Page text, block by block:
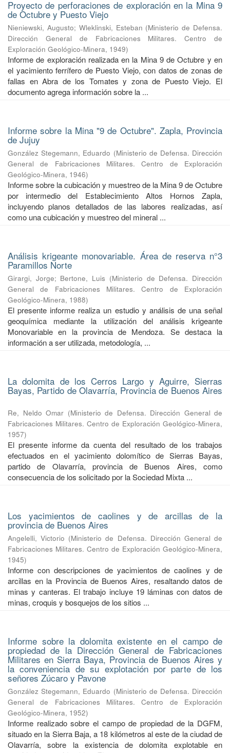
Proyecto de perforaciones de exploración en la Mina 9
de Octubre y Puesto Viejo
Nieniewski, Augusto; Wleklinski, Esteban (Ministerio de Defensa.
Dirección General de Fabricaciones Militares. Centro de
Exploración Geológico-Minera, 1949)
Informe de exploración realizada en la Mina 9 de Octubre y en
el yacimiento ferrífero de Puesto Viejo, con datos de zonas de
fallas en Abra de los Tomates y zona de Puesto Viejo. El
documento agrega información sobre la ...
Informe sobre la Mina "9 de Octubre". Zapla, Provincia
de Jujuy
González Stegemann, Eduardo (Ministerio de Defensa. Dirección
General de Fabricaciones Militares. Centro de Exploración
Geológico-Minera, 1946)
Informe sobre la cubicación y muestreo de la Mina 9 de Octubre
por intermedio del Establecimiento Altos Hornos Zapla,
incluyendo planos detallados de las labores realizadas, así
como una cubicación y muestreo del mineral ...
Análisis krigeante monovariable. Área de reserva n°3
Paramillos Norte
Girargi, Jorge; Bertone, Luis (Ministerio de Defensa. Dirección
General de Fabricaciones Militares. Centro de Exploración
Geológico-Minera, 1988)
El presente informe realiza un estudio y análisis de una señal
geoquímica mediante la utilización del análisis krigeante
Monovariable en la provincia de Mendoza. Se destaca la
información a ser utilizada, metodología, ...
La dolomita de los Cerros Largo y Aguirre, Sierras
Bayas, Partido de Olavarría, Provincia de Buenos Aires
Re, Neldo Omar (Ministerio de Defensa. Dirección General de
Fabricaciones Militares. Centro de Exploración Geológico-Minera,
1957)
El presente informe da cuenta del resultado de los trabajos
efectuados en el yacimiento dolomítico de Sierras Bayas,
partido de Olavarría, provincia de Buenos Aires, como
consecuencia de los solicitado por la Sociedad Mixta ...
Los yacimientos de caolines y de arcillas de la
provincia de Buenos Aires
Angelelli, Victorio (Ministerio de Defensa. Dirección General de
Fabricaciones Militares. Centro de Exploración Geológico-Minera,
1945)
Informe con descripciones de yacimientos de caolines y de
arcillas en la Provincia de Buenos Aires, resaltando datos de
minas y canteras. El trabajo incluye 19 láminas con datos de
minas, croquis y bosquejos de los sitios ...
Informe sobre la dolomita existente en el campo de
propiedad de la Dirección General de Fabricaciones
Militares en Sierra Baya, Provincia de Buenos Aires y
la conveniencia de su explotación por parte de los
señores Zúcaro y Pavone
González Stegemann, Eduardo (Ministerio de Defensa. Dirección
General de Fabricaciones Militares. Centro de Exploración
Geológico-Minera, 1952)
Informe realizado sobre el campo de propiedad de la DGFM,
situado en la Sierra Baja, a 18 kilómetros al este de la ciudad de
Olavarría, sobre la existencia de dolomita explotable en